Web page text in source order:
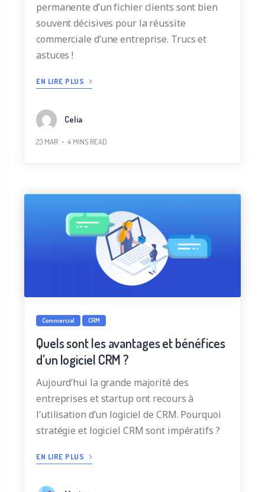
permanente d’un fichier clients sont bien
souvent décisives pour la réussite
commerciale d’une entreprise. Trucs et
astuces !
EN LIRE PLUS
Celia
23 MAR 4 MINS READ
Commercial CRM
Quels sont les avantages et bénéfices
d’un logiciel CRM ?
Aujourd’hui la grande majorité des
entreprises et startup ont recours à
l’utilisation d’un logiciel de CRM. Pourquoi
stratégie et logiciel CRM sont impératifs ?
EN LIRE PLUS